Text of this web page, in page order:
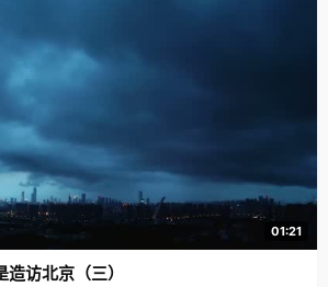
01:21
访北京（三）